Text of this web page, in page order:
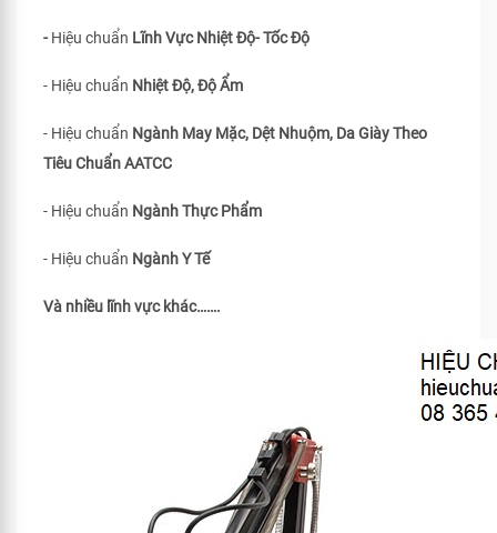
-Hiệu chuẩn Lĩnh Vực Nhiệt Độ- Tốc Độ
- Hiệu chuẩn Nhiệt Độ, Độ Ẩm
- Hiệu chuẩn Ngành May Mặc, Dệt Nhuộm, Da Giày Theo
Tiêu ChuẩnAATCC
- Hiệu chuẩn Ngành Thực Phẩm
- Hiệu chuẩn Ngành Y Tế
Và nhiều lĩnh vực khác…….